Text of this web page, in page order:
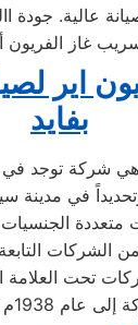
عالية. جودة
اير
بفايد
شركة توجد في
متعددة